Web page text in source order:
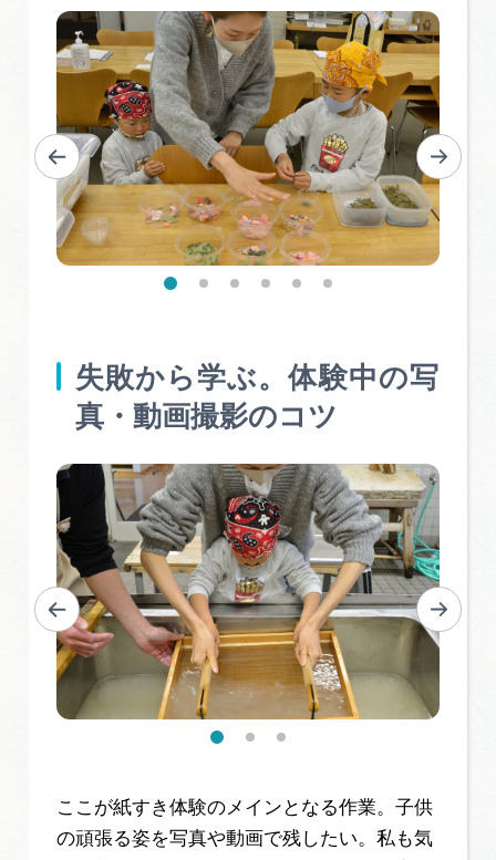
失敗から学ぶ。体験中の写
真・動画撮影のコツ
ここが紙すき体験のメインとなる作業。子供
の頑張る姿を写真や動画で残したい。私も気